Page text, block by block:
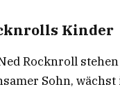
Kinder
Rocknroll
Sohn,